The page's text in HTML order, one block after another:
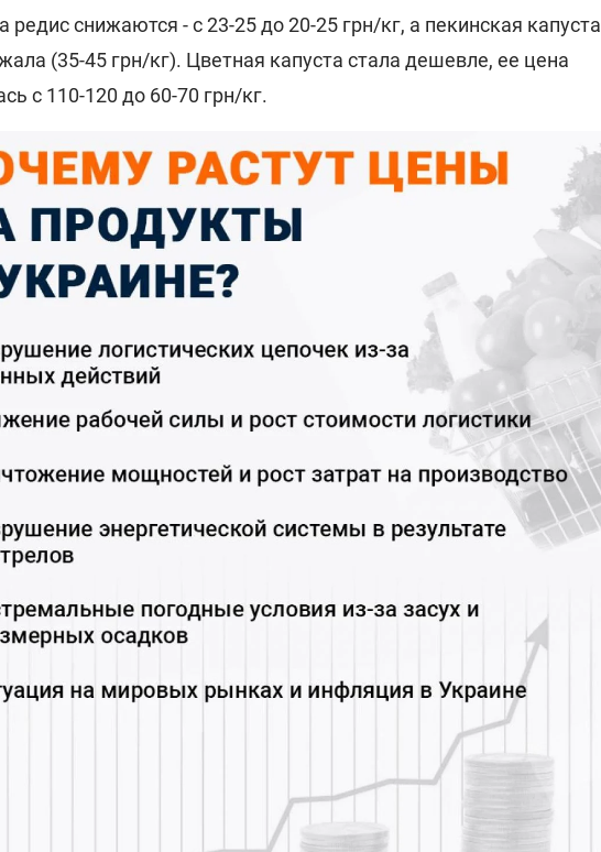
редис снижаются - с 23-25 до 20-25 грн/кг, а пекинская капуста
(35-45 грн/кг). Цветная капуста стала дешевле, ее цена
с 110-120 до 60-70 грн/кг.